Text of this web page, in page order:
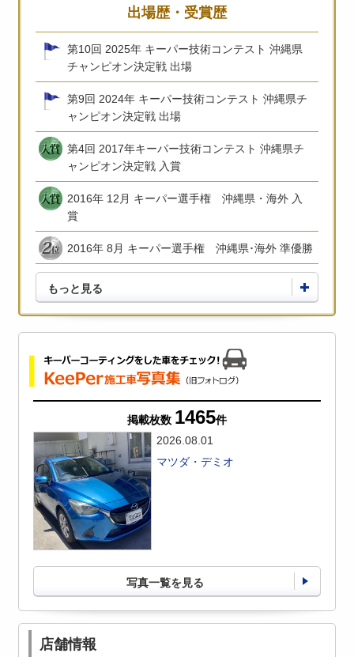
出場歴・受賞歴
第10回 2025年 キーパー技術コンテスト 沖縄県
チャンピオン決定戦 出場
第9回 2024年 キーパー技術コンテスト 沖縄県チ
ャンピオン決定戦 出場
第4回 2017年キーパー技術コンテスト 沖縄県チ
ャンピオン決定戦 入賞
2016年 12月 キーパー選手権 沖縄県・海外 入
賞
2016年 8月 キーパー選手権 沖縄県･海外 準優勝
もっと見る
掲載枚数 1465件
2026.08.01
マツダ・デミオ
写真一覧を見る
店舗情報